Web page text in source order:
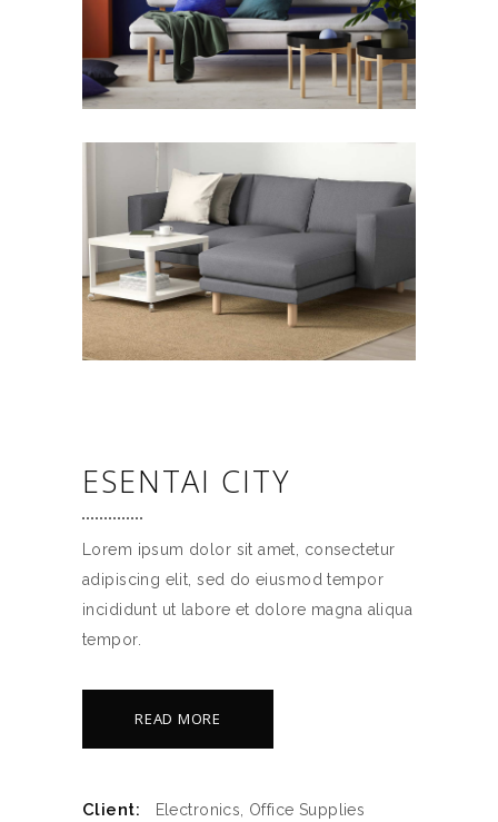
ESENTAI CITY
Lorem ipsum dolor sit amet, consectetur
adipiscing elit, sed do eiusmod tempor
incididunt ut labore et dolore magna aliqua
tempor.
READ MORE
Client: Electronics, Office Supplies